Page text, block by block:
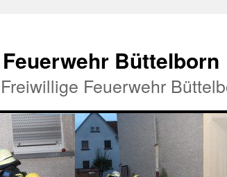
Büttelborn
Feuerwehr